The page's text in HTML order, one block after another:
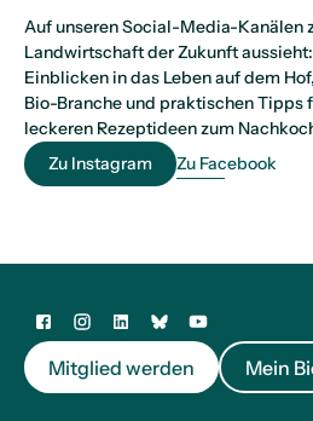
Auf unseren Social-Media-Kanälen
Landwirtschaft der Zukunft
Einblicken in das Leben auf dem
Bio-Branche und praktischen Tipps
leckeren Rezeptideen zum
Zu Instagram
Zu Facebook
Mitglied werden Mein